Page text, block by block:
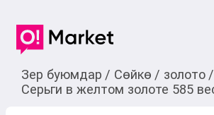
Зер буюмдар / Сөйкө / золото /
Серьги в желтом золоте 585